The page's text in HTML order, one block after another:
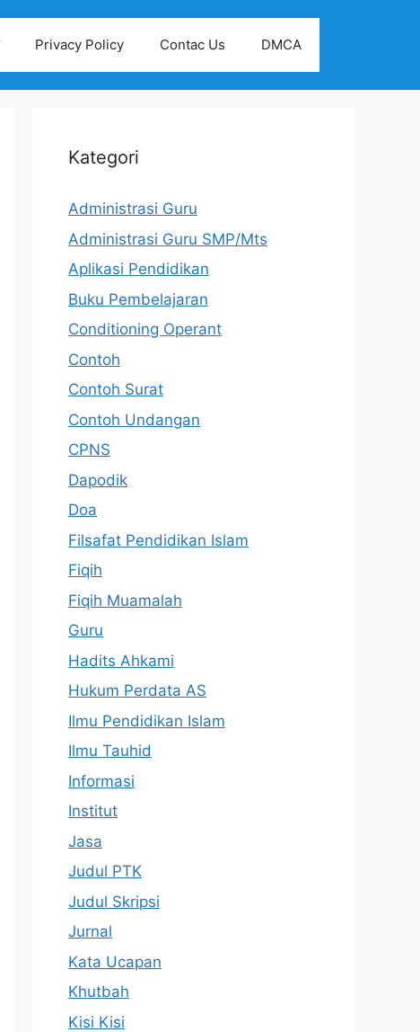
Privacy Policy Contac Us DMCA
Kategori
Administrasi Guru
Administrasi Guru SMP/Mts
Aplikasi Pendidikan
Buku Pembelajaran
Conditioning Operant
Contoh
Contoh Surat
Contoh Undangan
CPNS
Dapodik
Doa
Filsafat Pendidikan Islam
Fiqih
Fiqih Muamalah
Guru
Hadits Ahkami
Hukum Perdata AS
Ilmu Pendidikan Islam
Ilmu Tauhid
Informasi
Institut
Jasa
Judul PTK
Judul Skripsi
Jurnal
Kata Ucapan
Khutbah
Kisi Kisi